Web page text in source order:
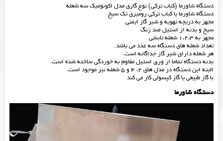
دستگاه شاورما (کباب ترکی) نوع گازی مدل اکونومیک سه شعله
دستگاه شاورما یا کباب ترکی رومیزی تک سیخ
مجهز به دریچه تهویه و شیر گاز ایمنی
سیخ و بدنه از استیل ضد زنگ
مجهز به 1،2،3 شعله تابشی
تعداد شعله های دستگاه سه عدد می باشد.
هر شعله دارای شیر گاز جداگانه است.
بدنه دستگاه تماما از ورق استیل مقاوم به خوردگی ساخته شده است.
البته این دستگاه در مدل های 2، 4 و 5 شعله نیز موجود است.
با گاز طبیعی یا گاز کپسولی کار می کند
دستگاه شاورما